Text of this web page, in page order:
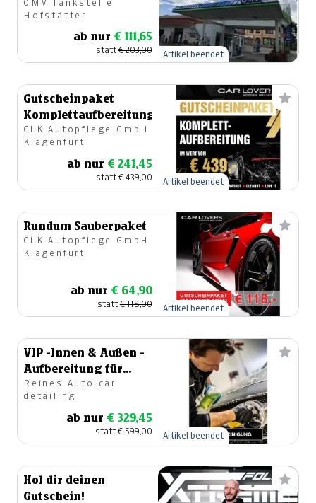
Wash
OMV Tankstelle
Hofstätter
ab nur € 111,65
statt€ 203,00 Artikel beendet
Gutscheinpaket
Komplettaufbereitung
CLK Autopflege GmbH
Klagenfurt
ab nur € 241,45
statt€ 439,00 Artikel beendet
Rundum Sauberpaket
CLK Autopflege GmbH
Klagenfurt
ab nur € 64,90
statt€ 118,00 Artikel beendet
VIP -Innen & Außen -
Aufbereitung für
helle Fahrzeugfarben
Reines Auto car
detailing
ab nur € 329,45
statt€ 599,00 Artikel beendet
Hol dir deinen
Gutschein!